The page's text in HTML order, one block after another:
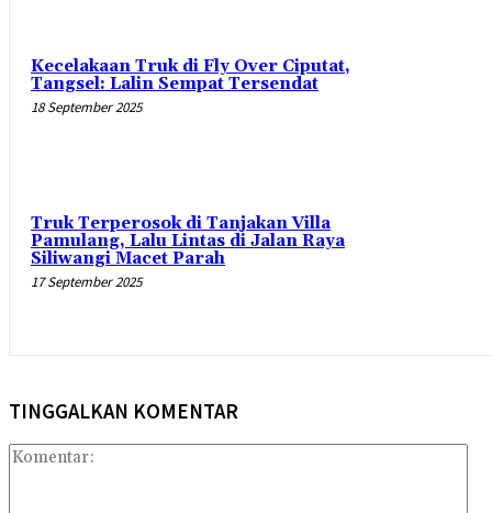
Kecelakaan Truk di Fly Over Ciputat,
Tangsel: Lalin Sempat Tersendat
18 September 2025
Truk Terperosok di Tanjakan Villa
Pamulang, Lalu Lintas di Jalan Raya
Siliwangi Macet Parah
17 September 2025
TINGGALKAN KOMENTAR